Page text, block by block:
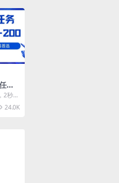
揭
2秒一
选
24.0K